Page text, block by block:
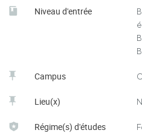
Niveau d'entrée
Campus
Lieu(x)
Régime(s) d'études